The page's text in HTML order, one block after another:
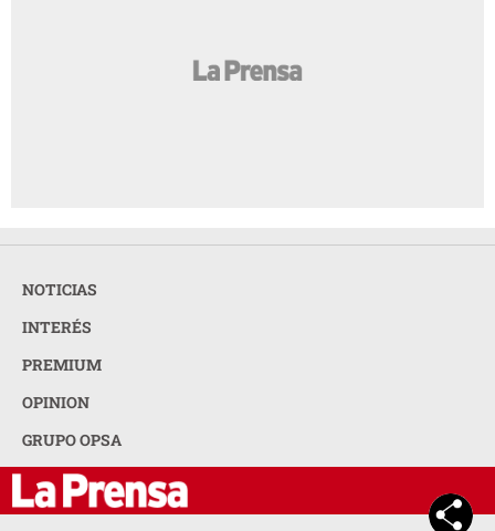
NOTICIAS
INTERÉS
PREMIUM
OPINION
GRUPO OPSA